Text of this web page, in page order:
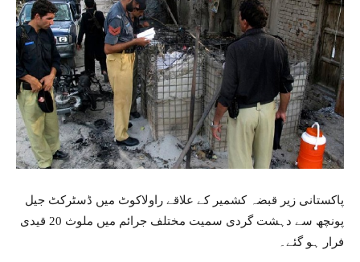
پاکستانی زیر قبضہ کشمیر کے علاقے راولاکوٹ میں ڈسٹرکٹ جیل
پونچھ سے دہشت گردی سمیت مختلف جرائم میں ملوث 20 قیدی
فرار ہو گئے۔